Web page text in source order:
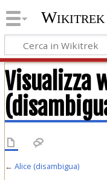
Wikitrek
Visualizza
← Alice (disambigua)